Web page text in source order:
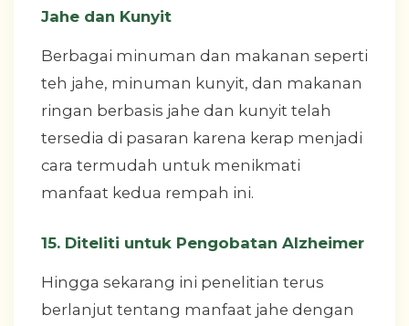
Jahe dan Kunyit
Berbagai minuman dan makanan seperti
teh jahe, minuman kunyit, dan makanan
ringan berbasis jahe dan kunyit telah
tersedia di pasaran karena kerap menjadi
cara termudah untuk menikmati
manfaat kedua rempah ini.
15. Diteliti untuk Pengobatan Alzheimer
Hingga sekarang ini penelitian terus
berlanjut tentang manfaat jahe dengan